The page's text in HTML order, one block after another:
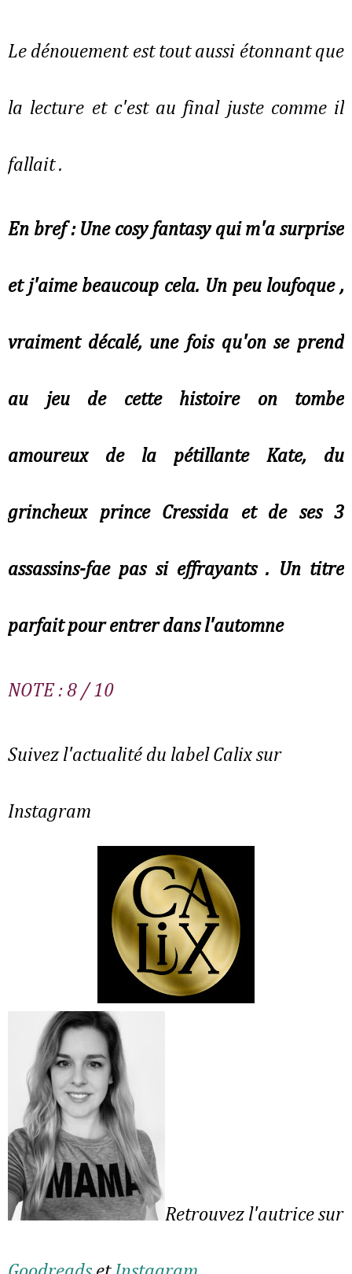
Le dénouement est tout aussi étonnant que
la lecture et c'est au final juste comme il
fallait .
En bref : Une cosy fantasy qui m'a surprise
et j'aime beaucoup cela. Un peu loufoque ,
vraiment décalé, une fois qu'on se prend
au jeu de cette histoire on tombe
amoureux de la pétillante Kate, du
grincheux prince Cressida et de ses 3
assassins-fae pas si effrayants . Un titre
parfait pour entrer dans l'automne
NOTE : 8 / 10
Suivez l'actualité du label Calix sur
Instagram
Retrouvez l'autrice sur